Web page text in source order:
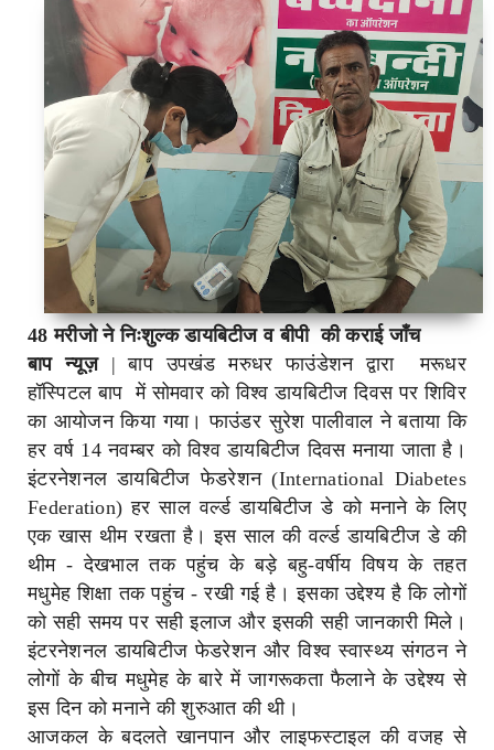
48 मरीजो ने निःशुल्क डायबिटीज व बीपी की कराई जाँच
बाप न्यूज़| बाप उपखंड मरुधर फाउंडेशन द्वारा मरूधर
हॉस्पिटल बाप में सोमवार को विश्व डायबिटीज दिवस पर शिविर
का आयोजन किया गया। फाउंडर सुरेश पालीवाल ने बताया कि
हर वर्ष 14 नवम्बर को विश्व डायबिटीज दिवस मनाया जाता है।
इंटरनेशनल डायबिटीज फेडरेशन (International Diabetes
Federation) हर साल वर्ल्ड डायबिटीज डे को मनाने के लिए
एक खास थीम रखता है। इस साल की वर्ल्‍ड डायबिटीज डे की
थीम - देखभाल तक पहुंच के बड़े बहु-वर्षीय विषय के तहत
मधुमेह शिक्षा तक पहुंच - रखी गई है। इसका उद्देश्‍य है कि लोगों
को सही समय पर सही इलाज और इसकी सही जानकारी मिले।
इंटरनेशनल डायबिटीज फेडरेशन और विश्व स्वास्थ्य संगठन ने
लोगों के बीच मधुमेह के बारे में जागरूकता फैलाने के उद्देश्य से
इस दिन को मनाने की शुरुआत की थी।
आजकल के बदलते खानपान और लाइफस्टाइल की वजह से